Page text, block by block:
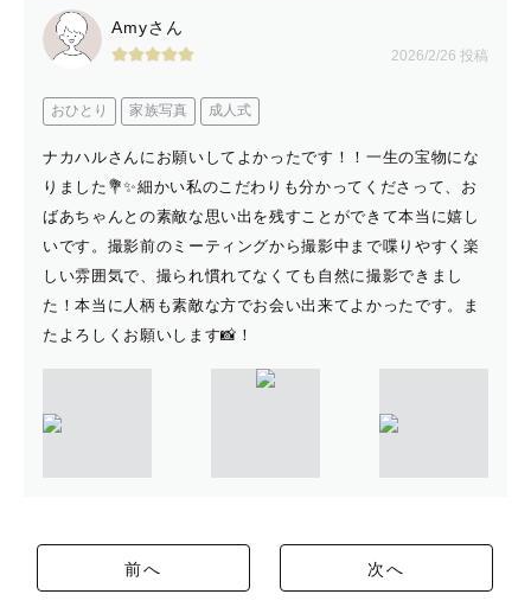
Amyさん
2026/2/26 投稿
おひとり 家族写真 成人式
ナカハルさんにお願いしてよかったです！！一生の宝物にな
りました💐✨️細かい私のこだわりも分かってくださって、お
ばあちゃんとの素敵な思い出を残すことができて本当に嬉し
いです。撮影前のミーティングから撮影中まで喋りやすく楽
しい雰囲気で、撮られ慣れてなくても自然に撮影できまし
た！本当に人柄も素敵な方でお会い出来てよかったです。ま
たよろしくお願いします📸！
前へ 次へ